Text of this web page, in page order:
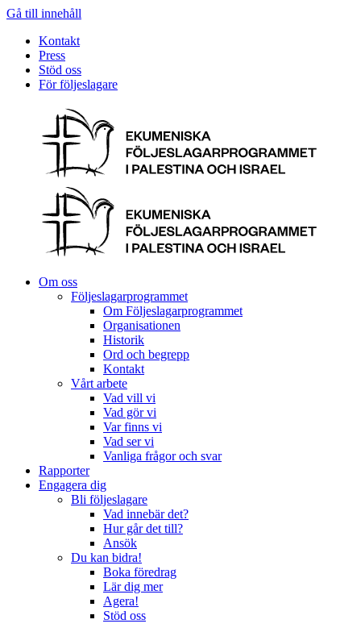
Gå till innehåll
Kontakt
Press
Stöd oss
För följeslagare
Om oss
Följeslagarprogrammet
Om Följeslagarprogrammet
Organisationen
Historik
Ord och begrepp
Kontakt
Vårt arbete
Vad vill vi
Vad gör vi
Var finns vi
Vad ser vi
Vanliga frågor och svar
Rapporter
Engagera dig
Bli följeslagare
Vad innebär det?
Hur går det till?
Ansök
Du kan bidra!
Boka föredrag
Lär dig mer
Agera!
Stöd oss